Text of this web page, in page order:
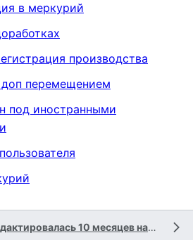
в меркурий
производства
доп перемещением
под иностранными
Последний раз редактировалась 10 месяцев назад